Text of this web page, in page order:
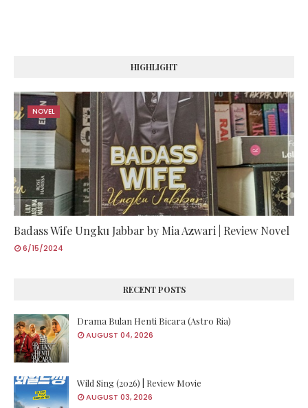
HIGHLIGHT
NOVEL
Badass Wife Ungku Jabbar by Mia Azwari | Review Novel
6/15/2024
RECENT POSTS
Drama Bulan Henti Bicara (Astro Ria)
AUGUST 04, 2026
Wild Sing (2026) | Review Movie
AUGUST 03, 2026